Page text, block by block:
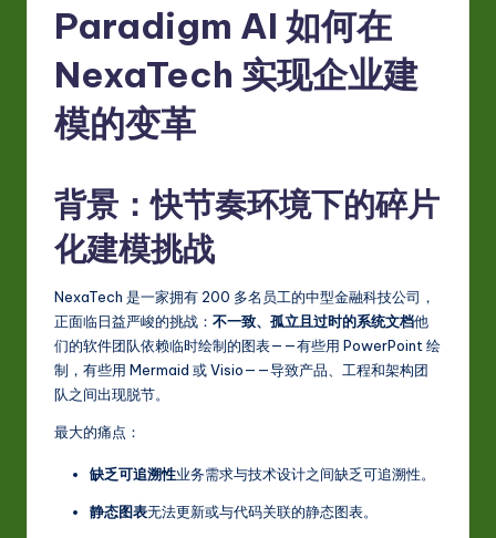
S
m
p
fi
d
C
Paradigm AI 如何在
NexaTech 实现企业建
模的变革
背景：快节奏环境下的碎片
化建模挑战
NexaTech 是一家拥有 200 多名员工的中型金融科技公司，
正面临日益严峻的挑战： 不一致、孤立且过时的系统文档他
们的软件团队依赖临时绘制的图表——有些用 PowerPoint 绘
制，有些用 Mermaid 或 Visio——导致产品、工程和架构团
队之间出现脱节。
最大的痛点：
缺乏可追溯性业务需求与技术设计之间缺乏可追溯性。
静态图表无法更新或与代码关联的静态图表。